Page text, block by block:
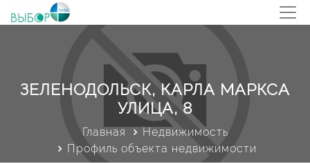
ЗЕЛЕНОДОЛЬСК, КАРЛА МАРКСА
УЛИЦА, 8
Главная
Недвижимость
Профиль объекта недвижимости